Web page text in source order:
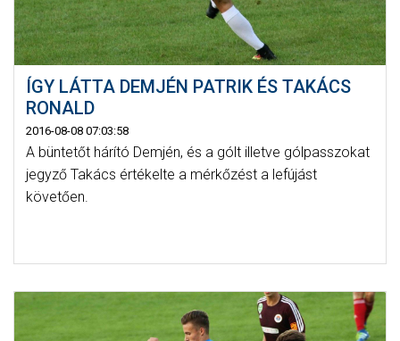
ÍGY LÁTTA DEMJÉN PATRIK ÉS TAKÁCS
RONALD
2016-08-08 07:03:58
A büntetőt hárító Demjén, és a gólt illetve gólpasszokat
jegyző Takács értékelte a mérkőzést a lefújást
követően.